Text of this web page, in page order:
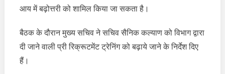
आय में बढ़ोत्तरी को शामिल किया जा सकता है।
बैठक के दौरान मुख्य सचिव ने सचिव सैनिक कल्याण को विभाग द्वारा
दी जाने वाली प्री रिक्रूटमेंट ट्रेनिंग को बढ़ाये जाने के निर्देश दिए
हैं।